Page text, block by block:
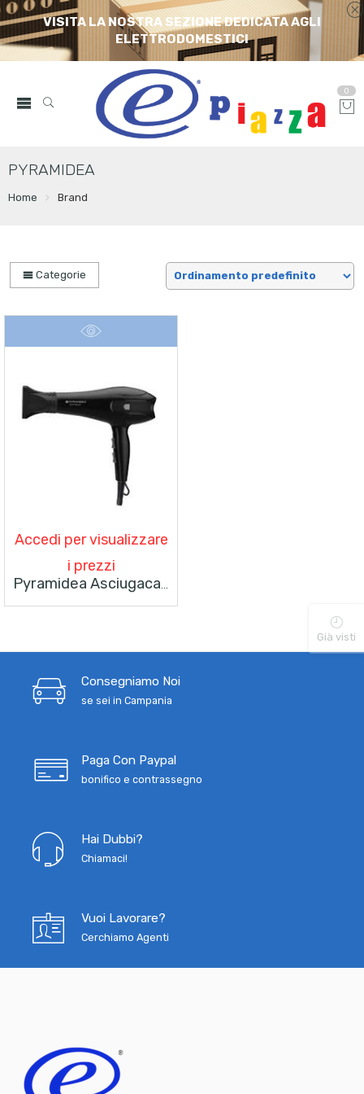
VISITA LA NOSTRA SEZIONE DEDICATA AGLI
ELETTRODOMESTICI
0
PYRAMIDEA
Home Brand
Categorie
Accedi per visualizzare
i prezzi
Pyramidea Asciugacapelli PH1840 1800 Watt 2 Velocità E Con 2 Concentratori Nero
Consegniamo Noi
se sei in Campania
Paga Con Paypal
bonifico e contrassegno
Hai Dubbi?
Chiamaci!
Vuoi Lavorare?
Cerchiamo Agenti
Già visti